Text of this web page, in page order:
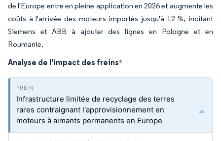
de l'Europe entre en pleine application en 2026 et augmente les
coûts à l'arrivée des moteurs importés jusqu'à 12 %, incitant
Siemens et ABB à ajouter des lignes en Pologne et en
Roumanie.
Analyse de l'impact des freins*
Infrastructure limitée de recyclage des terres
rares contraignant l'approvisionnement en
moteurs à aimants permanents en Europe